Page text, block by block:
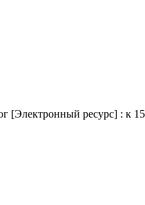
[Электронный ресурс] : к